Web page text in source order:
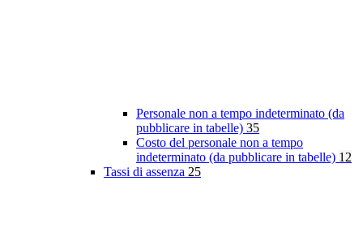
Personale non a tempo indeterminato (da
pubblicare in tabelle) 35
Costo del personale non a tempo
indeterminato (da pubblicare in tabelle) 12
Tassi di assenza 25